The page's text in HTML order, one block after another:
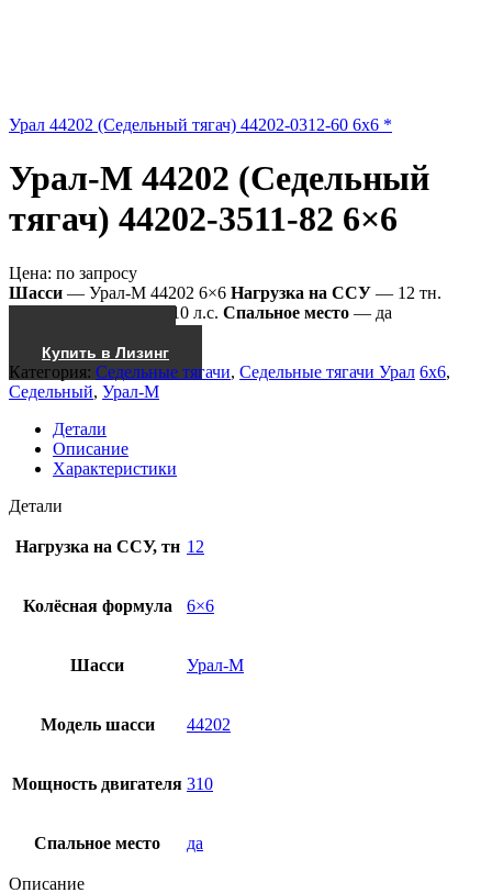
Урал 44202 (Седельный тягач) 44202-0312-60 6x6 *
Урал-М 44202 (Седельный
тягач) 44202-3511-82 6×6
Цена: по запросу
Шасси — Урал-М 44202 6×6 Нагрузка на ССУ — 12 тн.
— 310 л.с. Спальное место — да
Купить в Лизинг
Категория: Седельные тягачи, Седельные тягачи Урал 6x6,
Седельный, Урал-М
Детали
Описание
Характеристики
Детали
Нагрузка на ССУ, тн 12
Колёсная формула 6×6
Шасси Урал-М
Модель шасси 44202
Мощность двигателя 310
Спальное место да
Описание